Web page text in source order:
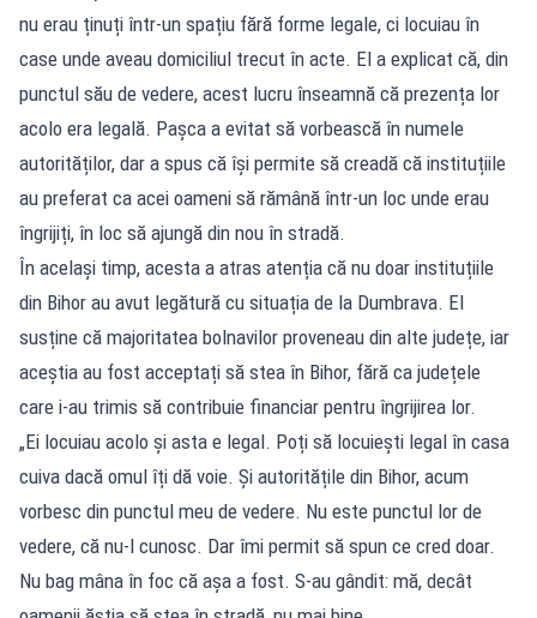
nu erau ținuți într-un spațiu fără forme legale, ci locuiau în
case unde aveau domiciliul trecut în acte. El a explicat că, din
punctul său de vedere, acest lucru înseamnă că prezența lor
acolo era legală. Pașca a evitat să vorbească în numele
autorităților, dar a spus că își permite să creadă că instituțiile
au preferat ca acei oameni să rămână într-un loc unde erau
îngrijiți, în loc să ajungă din nou în stradă.
În același timp, acesta a atras atenția că nu doar instituțiile
din Bihor au avut legătură cu situația de la Dumbrava. El
susține că majoritatea bolnavilor proveneau din alte județe, iar
aceștia au fost acceptați să stea în Bihor, fără ca județele
care i-au trimis să contribuie financiar pentru îngrijirea lor.
„Ei locuiau acolo și asta e legal. Poți să locuiești legal în casa
cuiva dacă omul îți dă voie. Și autoritățile din Bihor, acum
vorbesc din punctul meu de vedere. Nu este punctul lor de
vedere, că nu-l cunosc. Dar îmi permit să spun ce cred doar.
Nu bag mâna în foc că așa a fost. S-au gândit: mă, decât